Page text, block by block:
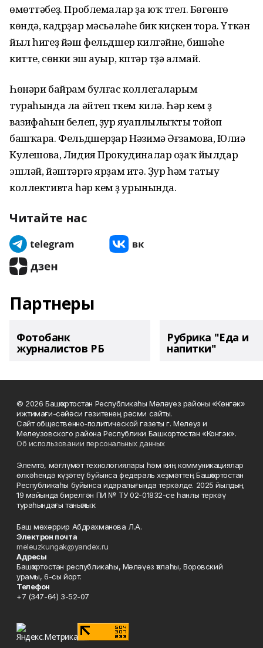
өмөттәбеҙ. Проблемалар ҙа юҡ түгел. Бөгөнгө
көндә, кадрҙар мәсьәләһе бик киҫкен тора. Үткән
йыл һигеҙ йәш фельдшер килгәйне, бишәүһе
китте, сөнки эш ауыр, күптәр түҙә алмай.
Һөнәри байрам булғас коллегаларым
тураһында ла әйтеп үткем килә. Һәр кем үҙ
вазифаһын белеп, ҙур яуаплылыҡты тойоп
башҡара. Фельдшерҙар Нәзимә Әғзамова, Юлиә
Кулешова, Лидия Прокудиналар оҙаҡ йылдар
эшләй, йәштәргә ярҙам итә. Ҙур һәм татыу
коллективта һәр кем үҙ урынында.
Читайте нас
Партнеры
Фотобанк
журналистов РБ
Рубрика "Еда и
напитки"
© 2026 Башҡортостан Республикаһы Мәләүез районы «Көнгәк»
ижтимағи-сәйәси гәзитенең рәсми сайты.
Сайт общественно-политической газеты г. Мелеуз и
Мелеузовского района Республики Башкортостан «Конгэк».
Об использовании персональных данных
Элемтә, мәғлүмәт технологиялары һәм киң коммуникациялар
өлкәһендә күҙәтеү буйынса федераль хеҙмәттең Башҡортостан
Республикаһы буйынса идаралығында теркәлде. 2025 йылдың
19 майында бирелгән ПИ № ТУ 02-01832-се һанлы теркәү
тураһындағы таныҡлыҡ.
Баш мөхәррир Абдрахманова Л.А.
Электрон почта
meleuzkungak@yandex.ru
Адресы
Башҡортостан республикаһы, Мәләүез ҡалаһы, Воровский
урамы, 6-сы йорт.
Телефон
+7 (347-64) 3-52-07